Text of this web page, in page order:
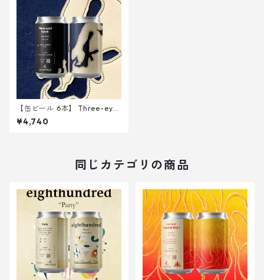
【缶ビール 6本】 Three-eye
d Raven <Baltic Porter> 34
0ml
¥4,740
同じカテゴリの商品